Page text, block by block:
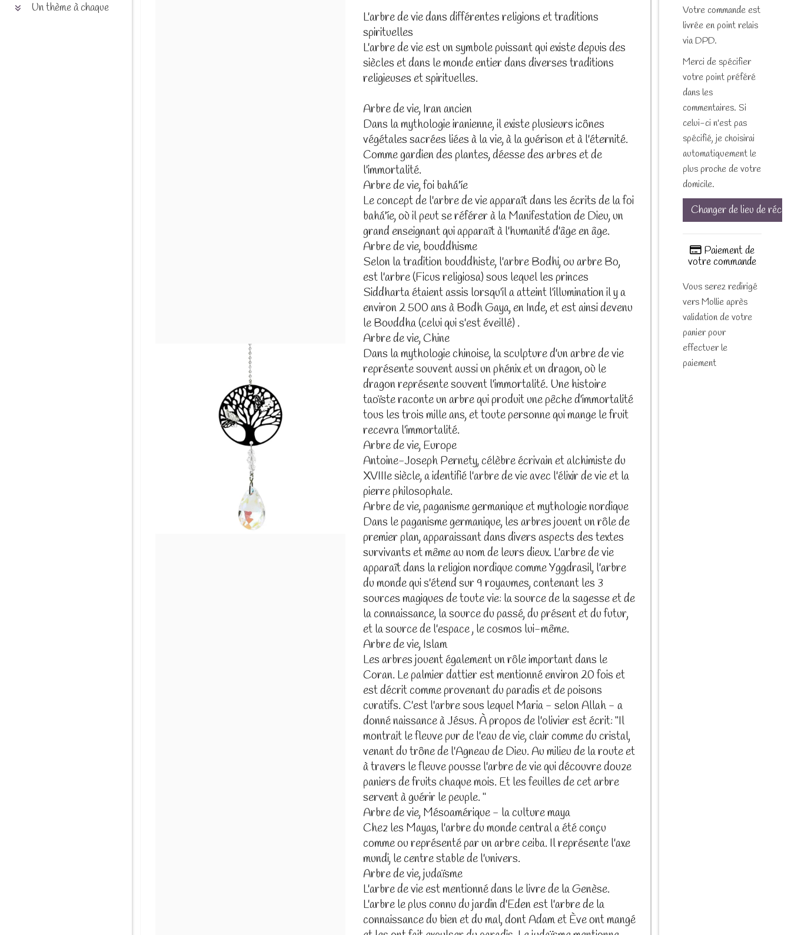
Un thème à chaque saison
L'arbre de vie dans différentes religions et traditions
spirituelles
L'arbre de vie est un symbole puissant qui existe depuis des
siècles et dans le monde entier dans diverses traditions
religieuses et spirituelles.
Arbre de vie, Iran ancien
Dans la mythologie iranienne, il existe plusieurs icônes
végétales sacrées liées à la vie, à la guérison et à l'éternité.
Comme gardien des plantes, déesse des arbres et de
l'immortalité.
Arbre de vie, foi bahá'íe
Le concept de l'arbre de vie apparaît dans les écrits de la foi
bahá'íe, où il peut se référer à la Manifestation de Dieu, un
grand enseignant qui apparaît à l'humanité d'âge en âge.
Arbre de vie, bouddhisme
Selon la tradition bouddhiste, l'arbre Bodhi, ou arbre Bo,
est l'arbre (Ficus religiosa) sous lequel les princes
Siddharta étaient assis lorsqu'il a atteint l'illumination il y a
environ 2 500 ans à Bodh Gaya, en Inde, et est ainsi devenu
le Bouddha (celui qui s'est éveillé) .
Arbre de vie, Chine
Dans la mythologie chinoise, la sculpture d'un arbre de vie
représente souvent aussi un phénix et un dragon, où le
dragon représente souvent l'immortalité. Une histoire
taoïste raconte un arbre qui produit une pêche d'immortalité
tous les trois mille ans, et toute personne qui mange le fruit
recevra l'immortalité.
Arbre de vie, Europe
Antoine-Joseph Pernety, célèbre écrivain et alchimiste du
XVIIIe siècle, a identifié l'arbre de vie avec l'élixir de vie et la
pierre philosophale.
Arbre de vie, paganisme germanique et mythologie nordique
Dans le paganisme germanique, les arbres jouent un rôle de
premier plan, apparaissant dans divers aspects des textes
survivants et même au nom de leurs dieux. L'arbre de vie
apparaît dans la religion nordique comme Yggdrasil, l'arbre
du monde qui s'étend sur 9 royaumes, contenant les 3
sources magiques de toute vie: la source de la sagesse et de
la connaissance, la source du passé, du présent et du futur,
et la source de l'espace , le cosmos lui-même.
Arbre de vie, Islam
Les arbres jouent également un rôle important dans le
Coran. Le palmier dattier est mentionné environ 20 fois et
est décrit comme provenant du paradis et de poisons
curatifs. C'est l'arbre sous lequel Maria - selon Allah - a
donné naissance à Jésus. À propos de l'olivier est écrit: "Il
montrait le fleuve pur de l'eau de vie, clair comme du cristal,
venant du trône de l'Agneau de Dieu. Au milieu de la route et
à travers le fleuve pousse l'arbre de vie qui découvre douze
paniers de fruits chaque mois. Et les feuilles de cet arbre
servent à guérir le peuple. "
Arbre de vie, Mésoamérique - la culture maya
Chez les Mayas, l'arbre du monde central a été conçu
comme ou représenté par un arbre ceiba. Il représente l'axe
mundi, le centre stable de l'univers.
Arbre de vie, judaïsme
L'arbre de vie est mentionné dans le livre de la Genèse.
L'arbre le plus connu du jardin d'Eden est l'arbre de la
connaissance du bien et du mal, dont Adam et Ève ont mangé
Votre commande est
livrée en point relais
via DPD.
Merci de spécifier
votre point préféré
dans les
commentaires. Si
celui-ci n'est pas
spécifié, je choisirai
automatiquement le
plus proche de votre
domicile.
Changer de lieu de
Paiement de
votre commande
Vous serez redirigé
vers Mollie après
validation de votre
panier pour
effectuer le
paiement